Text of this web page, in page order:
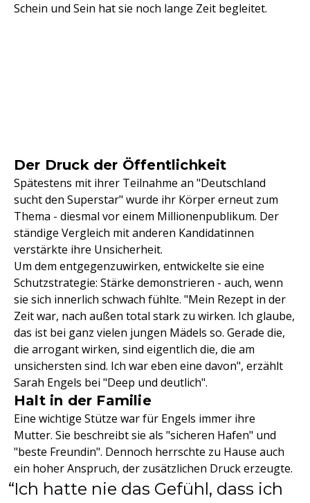
Schein und Sein hat sie noch lange Zeit begleitet.
Der Druck der Öffentlichkeit
Spätestens mit ihrer Teilnahme an "Deutschland
sucht den Superstar" wurde ihr Körper erneut zum
Thema - diesmal vor einem Millionenpublikum. Der
ständige Vergleich mit anderen Kandidatinnen
verstärkte ihre Unsicherheit.
Um dem entgegenzuwirken, entwickelte sie eine
Schutzstrategie: Stärke demonstrieren - auch, wenn
sie sich innerlich schwach fühlte. "Mein Rezept in der
Zeit war, nach außen total stark zu wirken. Ich glaube,
das ist bei ganz vielen jungen Mädels so. Gerade die,
die arrogant wirken, sind eigentlich die, die am
unsichersten sind. Ich war eben eine davon", erzählt
Sarah Engels bei "Deep und deutlich".
Halt in der Familie
Eine wichtige Stütze war für Engels immer ihre
Mutter. Sie beschreibt sie als "sicheren Hafen" und
"beste Freundin". Dennoch herrschte zu Hause auch
ein hoher Anspruch, der zusätzlichen Druck erzeugte.
Ich hatte nie das Gefühl, dass ich